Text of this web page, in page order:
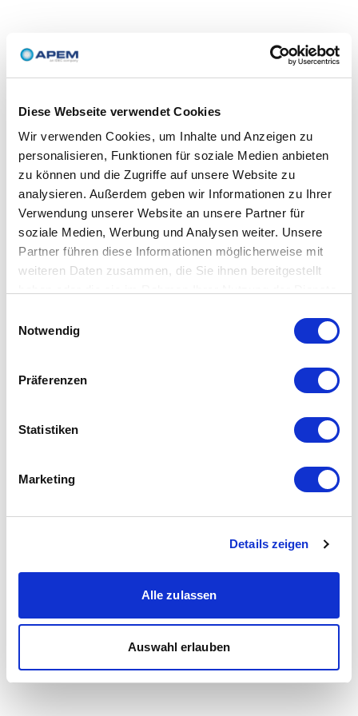
Diese Webseite verwendet Cookies
Wir verwenden Cookies, um Inhalte und Anzeigen zu
personalisieren, Funktionen für soziale Medien anbieten
zu können und die Zugriffe auf unsere Website zu
analysieren. Außerdem geben wir Informationen zu Ihrer
Verwendung unserer Website an unsere Partner für
soziale Medien, Werbung und Analysen weiter. Unsere
Partner führen diese Informationen möglicherweise mit
weiteren Daten zusammen, die Sie ihnen bereitgestellt
Notwendig
Präferenzen
Statistiken
Marketing
Details zeigen
Alle zulassen
Auswahl erlauben